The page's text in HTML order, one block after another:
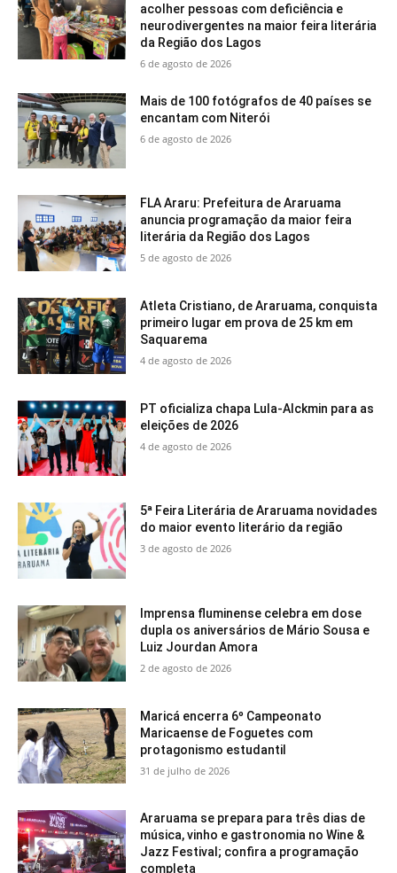
acolher pessoas com deficiência e
neurodivergentes na maior feira literária
da Região dos Lagos
6 de agosto de 2026
Mais de 100 fotógrafos de 40 países se
encantam com Niterói
6 de agosto de 2026
FLA Araru: Prefeitura de Araruama
anuncia programação da maior feira
literária da Região dos Lagos
5 de agosto de 2026
Atleta Cristiano, de Araruama, conquista
primeiro lugar em prova de 25 km em
Saquarema
4 de agosto de 2026
PT oficializa chapa Lula-Alckmin para as
eleições de 2026
4 de agosto de 2026
5ª Feira Literária de Araruama novidades
do maior evento literário da região
3 de agosto de 2026
Imprensa fluminense celebra em dose
dupla os aniversários de Mário Sousa e
Luiz Jourdan Amora
2 de agosto de 2026
Maricá encerra 6º Campeonato
Maricaense de Foguetes com
protagonismo estudantil
31 de julho de 2026
Araruama se prepara para três dias de
música, vinho e gastronomia no Wine &
Jazz Festival; confira a programação
completa